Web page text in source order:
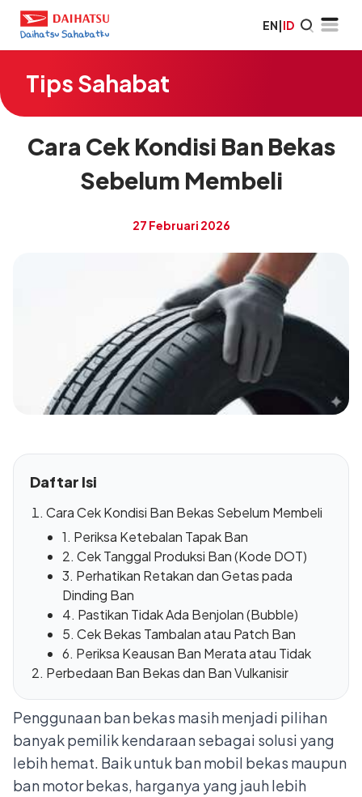
EN|ID
Tips Sahabat
Cara Cek Kondisi Ban Bekas
Sebelum Membeli
27 Februari 2026
Daftar Isi
Cara Cek Kondisi Ban Bekas Sebelum Membeli
1. Periksa Ketebalan Tapak Ban
2. Cek Tanggal Produksi Ban (Kode DOT)
3. Perhatikan Retakan dan Getas pada
Dinding Ban
4. Pastikan Tidak Ada Benjolan (Bubble)
5. Cek Bekas Tambalan atau Patch Ban
6. Periksa Keausan Ban Merata atau Tidak
Perbedaan Ban Bekas dan Ban Vulkanisir
Penggunaan ban bekas masih menjadi pilihan
banyak pemilik kendaraan sebagai solusi yang
lebih hemat. Baik untuk ban mobil bekas maupun
ban motor bekas, harganya yang jauh lebih